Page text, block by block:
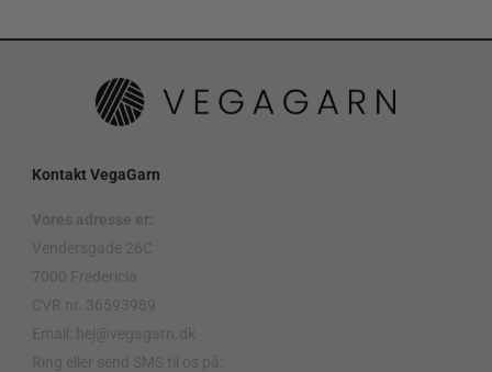
Kontakt VegaGarn
Vores adresse er:
Vendersgade 26C
7000 Fredericia
CVR nr. 36593989
Email: hej@vegagarn.dk
Ring eller send SMS til os på: